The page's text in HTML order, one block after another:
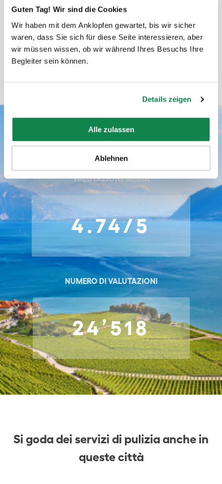
Guten Tag! Wir sind die Cookies
Wir haben mit dem Anklopfen gewartet, bis wir sicher
waren, dass Sie sich für diese Seite interessieren, aber
wir müssen wissen, ob wir während Ihres Besuchs Ihre
Begleiter sein können.
Details zeigen
Alle zulassen
Ablehnen
Valutazioni Batmaid
VALUTAZIONE MEDIA
4.74/5
NUMERO DI VALUTAZIONI
24’518
Si goda dei servizi di pulizia anche in
queste città